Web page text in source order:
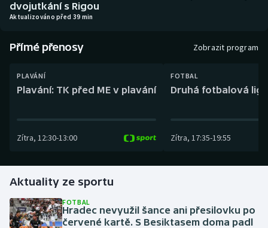
Boby a skeleton
Box
Curling
Golf
Gymnastika
AZ kvíz
dvojutkání s Rigou
Aktualizováno před 39 min
Přímé přenosy Zobrazit program
PLAVÁNÍ
Plavání: TK před ME v plavání
Zítra, 12:30-13:00
FOTBAL
Druhá fotbalová
Zítra, 17:35-19:55
Aktuality ze sportu
FOTBAL
Hradec nevyužil šance ani přesilovku po
červené kartě. S Besiktasem doma padl